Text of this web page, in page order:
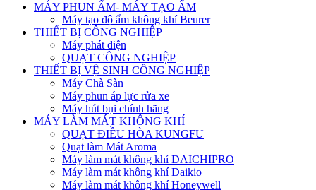
MÁY PHUN ẨM- MÁY TẠO ẨM
Máy tạo độ ẩm không khí Beurer
THIẾT BỊ CÔNG NGHIỆP
Máy phát điện
QUẠT CÔNG NGHIỆP
THIẾT BỊ VỆ SINH CÔNG NGHIỆP
Máy Chà Sàn
Máy phun áp lực rửa xe
Máy hút bụi chính hãng
MÁY LÀM MÁT KHÔNG KHÍ
QUẠT ĐIỀU HÒA KUNGFU
Quạt làm Mát Aroma
Máy làm mát không khí DAICHIPRO
Máy làm mát không khí Daikio
Máy làm mát không khí Honeywell